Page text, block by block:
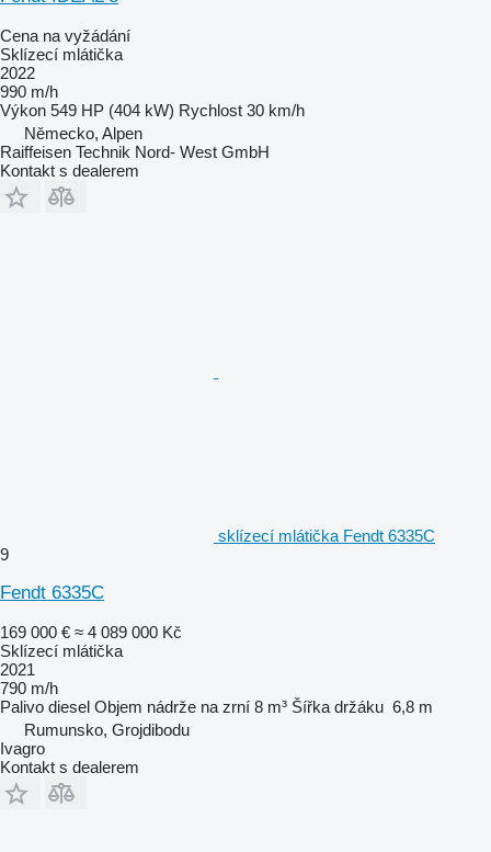
Cena na vyžádání
Sklízecí mlátička
2022
990 m/h
Výkon 549 HP (404 kW) Rychlost 30 km/h
Německo, Alpen
Raiffeisen Technik Nord- West GmbH
Kontakt s dealerem
sklízecí mlátička Fendt 6335C
9
Fendt 6335C
169 000 € ≈ 4 089 000 Kč
Sklízecí mlátička
2021
790 m/h
Palivo diesel Objem nádrže na zrní 8 m³ Šířka držáku 6,8 m
Rumunsko, Grojdibodu
Ivagro
Kontakt s dealerem